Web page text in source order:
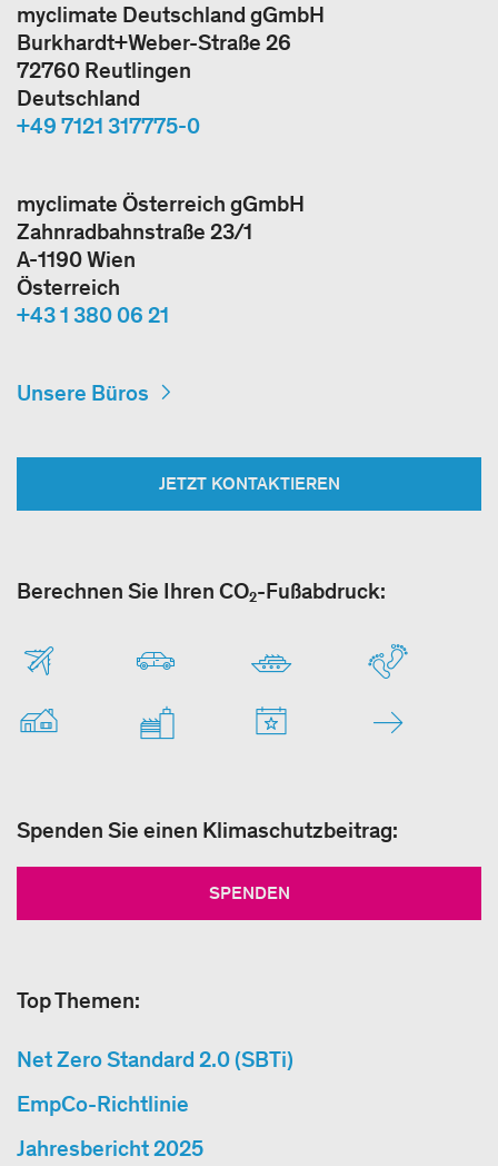
myclimate Deutschland gGmbH
Burkhardt+Weber-Straße 26
72760 Reutlingen
Deutschland
+49 7121 317775-0
myclimate Österreich gGmbH
Zahnradbahnstraße 23/1
A-1190 Wien
Österreich
+43 1 380 06 21
Unsere Büros
JETZT KONTAKTIEREN
Berechnen Sie Ihren CO₂-Fußabdruck:
Spenden Sie einen Klimaschutzbeitrag:
SPENDEN
Top Themen:
Net Zero Standard 2.0 (SBTi)
EmpCo-Richtlinie
Jahresbericht 2025